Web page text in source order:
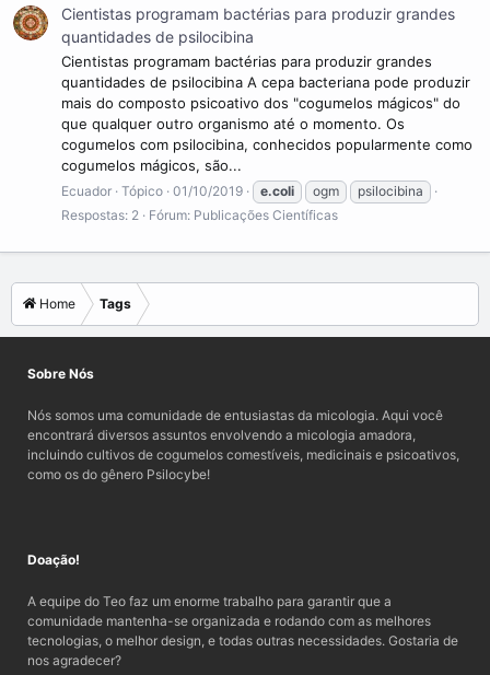
mais estudado, e uma importante espécie no campo da
biotecnologia e microbiologia, onde serviu como organismo
hóspede para a maioria dos trabalhos sobre o ADN
recombinante. Em condições favoráveis, leva apenas 20
minutos para se reproduzir.Juntamente com o Staphylococcus
aureus é a mais comum e uma das mais antigas bactérias
simbiontes da humanidade. Foi descoberta pelo alemão-
austríaco Theodor Escherich, em 1885.
View More On Wikipedia.org
Cientistas programam bactérias para produzir grandes
quantidades de psilocibina
Cientistas programam bactérias para produzir grandes
quantidades de psilocibina A cepa bacteriana pode produzir
mais do composto psicoativo dos "cogumelos mágicos" do
que qualquer outro organismo até o momento. Os
cogumelos com psilocibina, conhecidos popularmente como
cogumelos mágicos, são...
Ecuador Tópico 01/10/2019 e.coli ogm
psilocibina
Respostas: 2
Fórum: Publicações Científicas
Home Tags
Sobre Nós
Nós somos uma comunidade de entusiastas da micologia. Aqui você
encontrará diversos assuntos envolvendo a micologia amadora,
incluindo cultivos de cogumelos comestíveis, medicinais e psicoativos,
como os do gênero Psilocybe!
Doação!
A equipe do Teo faz um enorme trabalho para garantir que a
comunidade mantenha-se organizada e rodando com as melhores
tecnologias, o melhor design, e todas outras necessidades. Gostaria de
nos agradecer?